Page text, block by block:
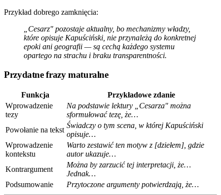
Przykład dobrego zamknięcia:
„Cesarz" pozostaje aktualny, bo mechanizmy władzy,
które opisuje Kapuściński, nie przynależą do konkretnej
epoki ani geografii — są cechą każdego systemu
opartego na strachu i braku transparentności.
Przydatne frazy maturalne
Funkcja
Przykładowe zdanie
Wprowadzenie
tezy
Na podstawie lektury „Cesarza" można
sformułować tezę, że…
Powołanie na tekst
Świadczy o tym scena, w której Kapuściński
opisuje…
Wprowadzenie
kontekstu
Warto zestawić ten motyw z [dziełem], gdzie
autor ukazuje…
Kontrargument
Można by zarzucić tej interpretacji, że…
Jednak…
Podsumowanie
Przytoczone argumenty potwierdzają, że…